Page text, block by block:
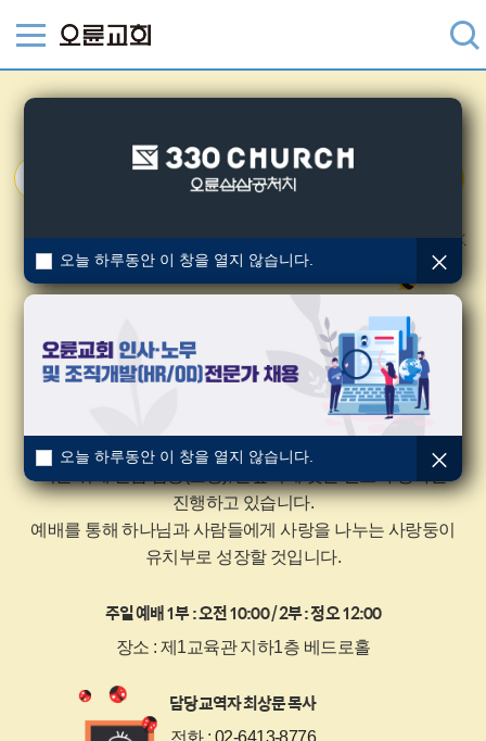
유아부
믿음으로 자라나는 유치부!
“예수는 … 하나님과 사람에게 더 사랑스러워 가시더라”
누가복음 2장 52절 말씀처럼 6, 7세 어린이들이 예수님
닮아가도록 예배하는 공동체입니다.
말씀 안에서 하나님의 사랑과 하나님의 자녀로서 정체성을
발견하는 것이 유치부의 목표이며
진행하고 있습니다.
예배를 통해 하나님과 사람들에게 사랑을 나누는 사랑둥이
유치부로 성장할 것입니다.
주일 예배 1부 : 오전 10:00 / 2부 : 정오 12:00
장소 : 제1교육관 지하1층 베드로홀
담당교역자 최상문 목사
전화 : 02-6413-8776
오늘 하루동안 이 창을 열지 않습니다.
오늘 하루동안 이 창을 열지 않습니다.